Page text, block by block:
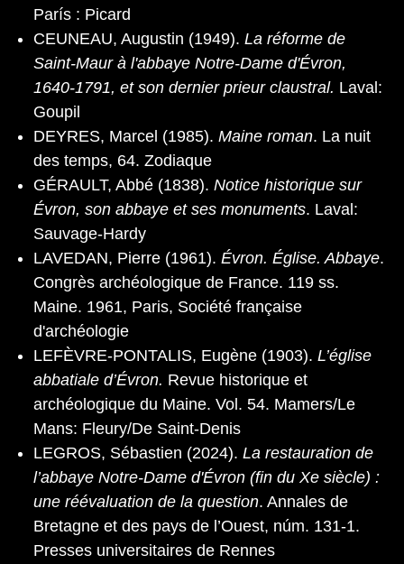
París : Picard
CEUNEAU, Augustin (1949). La réforme de
Saint-Maur à l'abbaye Notre-Dame d'Évron,
1640-1791, et son dernier prieur claustral. Laval:
Goupil
DEYRES, Marcel (1985). Maine roman. La nuit
des temps, 64. Zodiaque
GÉRAULT, Abbé (1838). Notice historique sur
Évron, son abbaye et ses monuments. Laval:
Sauvage-Hardy
LAVEDAN, Pierre (1961). Évron. Église. Abbaye.
Congrès archéologique de France. 119 ss.
Maine. 1961, Paris, Société française
d'archéologie
LEFÈVRE-PONTALIS, Eugène (1903). L’église
abbatiale d’Évron. Revue historique et
archéologique du Maine. Vol. 54. Mamers/Le
Mans: Fleury/De Saint-Denis
LEGROS, Sébastien (2024). La restauration de
l’abbaye Notre-Dame d'Évron (fin du Xe siècle) :
une réévaluation de la question. Annales de
Bretagne et des pays de l’Ouest, núm. 131-1.
Presses universitaires de Rennes